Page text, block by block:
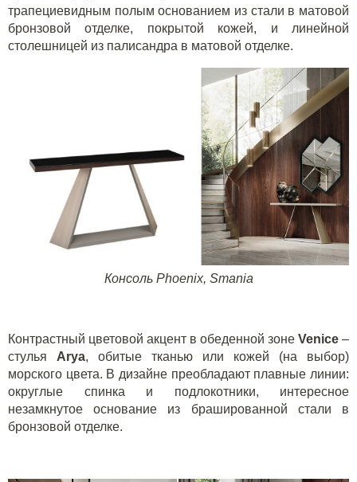
трапециевидным полым основанием из стали в матовой
бронзовой отделке, покрытой кожей, и линейной
столешницей из палисандра в матовой отделке.
Консоль Phoenix, Smania
Контрастный цветовой акцент в обеденной зоне Venice –
стулья Arya, обитые тканью или кожей (на выбор)
морского цвета. В дизайне преобладают плавные линии:
округлые спинка и подлокотники, интересное
незамкнутое основание из брашированной стали в
бронзовой отделке.